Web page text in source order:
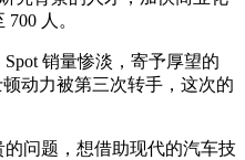
人。
销量惨淡，寄予厚望的
动力被第三次转手，这次的
问题，想借助现代的汽车技